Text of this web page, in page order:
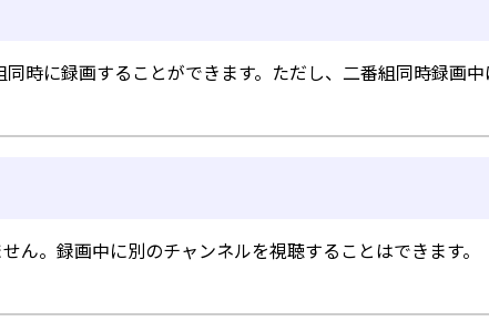
時に録画することができます。ただし、二番組同時録画
。録画中に別のチャンネルを視聴することはできます。